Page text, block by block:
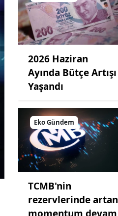
2026 Haziran
Ayında Bütçe Artışı
Yaşandı
Eko Gündem
TCMB'nin
rezervlerinde artan
momentum devam